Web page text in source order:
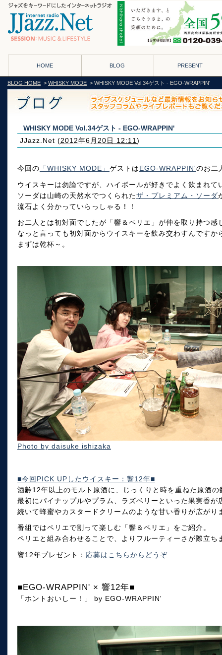
HOME BLOG PRESENT
BLOG HOME > WHISKY MODE > WHISKY MODE Vol.34ゲスト - EGO-WRAPPIN'
WHISKY MODE Vol.34ゲスト - EGO-WRAPPIN'
JJazz.Net (2012年6月20日 12:11 )
今回の 「WHISKY MODE」 ゲストはEGO-WRAPPIN'のお二
ウイスキーは勿論ですが、ハイボールが好きでよく飲まれて
ソーダは山崎の天然水でつくられたザ・プレミアム・ソーダ
流石よく分かっていらっしゃる！！
お二人とは初対面でしたが「響＆ペリエ」が仲を取り持つ
なっと言っても初対面からウイスキーを飲み交わすんですか
まずは乾杯～。
Photo by daisuke ishizaka
■今回PICK UPしたウイスキー：響12年■
酒齢12年以上のモルト原酒に、じっくりと時を重ねた原酒の
最初にパイナップルやプラム、ラズベリーといった果実香が
続いて蜂蜜やカスタードクリームのような甘い香りが広がり
番組ではペリエで割って楽しむ「響＆ペリエ」をご紹介。
ペリエと組み合わせることで、よりフルーティーさが際立ち
響12年プレゼント： 応募はこちらからどうぞ
■EGO-WRAPPIN' × 響12年■
「ホントおいしー！」 by EGO-WRAPPIN'